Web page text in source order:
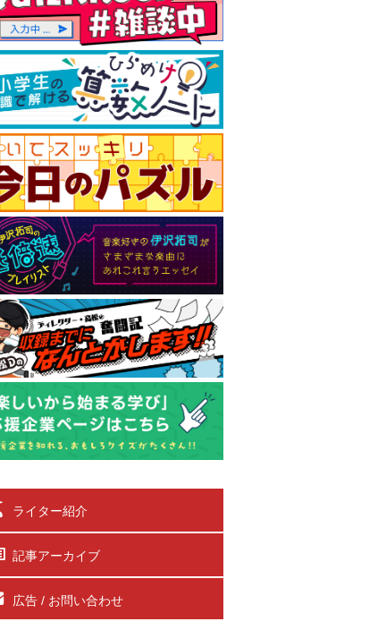
ライター紹介
記事アーカイブ
広告 / お問い合わせ